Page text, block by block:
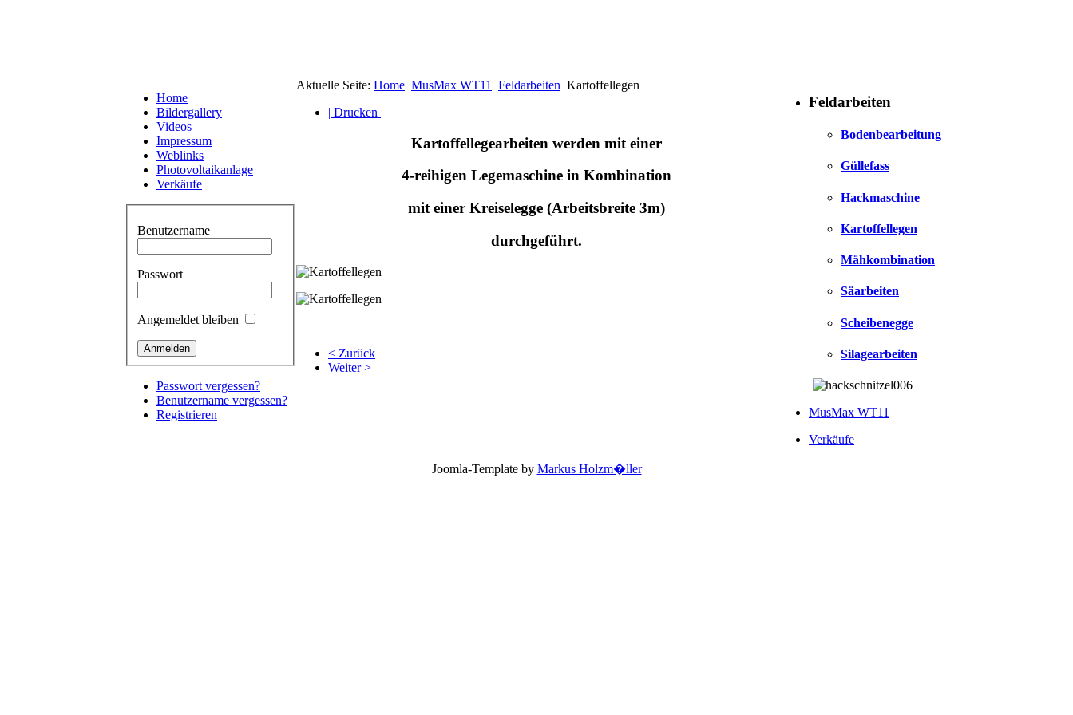
Home
Bildergallery
Videos
Impressum
Weblinks
Photovoltaikanlage
Verkäufe
Benutzername
Passwort
Angemeldet bleiben
Passwort vergessen?
Benutzername vergessen?
Registrieren
Aktuelle Seite: Home MusMax WT11 Feldarbeiten Kartoffellegen
| Drucken |
Kartoffellegearbeiten werden mit einer
4-reihigen Legemaschine in Kombination
mit einer Kreiselegge (Arbeitsbreite 3m)
durchgeführt.
< Zurück
Weiter >
Feldarbeiten
Bodenbearbeitung
Güllefass
Hackmaschine
Kartoffellegen
Mähkombination
Säarbeiten
Scheibenegge
Silagearbeiten
MusMax WT11
Verkäufe
Joomla-Template by Markus Holzm�ller